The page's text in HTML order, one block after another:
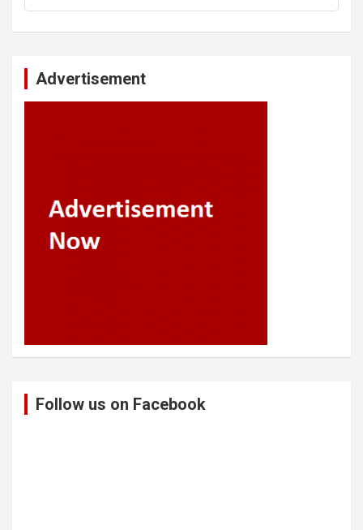
Advertisement
Follow us on Facebook